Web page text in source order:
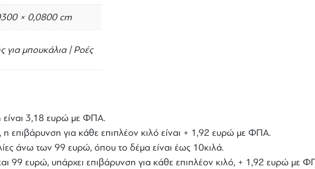
× 0,0800 cm
για μπουκάλια | Ροές
είναι 3,18 ευρώ με ΦΠΑ.
επιβάρυνση για κάθε επιπλέον κιλό είναι + 1,92 ευρώ με ΦΠΑ.
άνω των 99 ευρώ, όπου το δέμα είναι έως 10κιλά.
99 ευρώ, υπάρχει επιβάρυνση για κάθε επιπλέον κιλό, + 1,92 ευρώ με